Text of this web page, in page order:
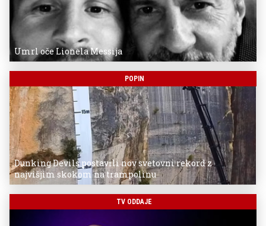
Umrl oče Lionela Messija
POPIN
Dunking Devils postavili nov svetovni rekord z
najvišjim skokom na trampolinu
TV ODDAJE